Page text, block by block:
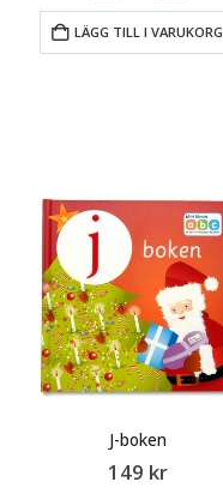
LÄGG TILL I VARUKORG
J-boken
149 kr